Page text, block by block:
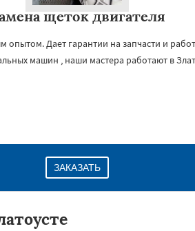
щеток двигателя
опытом. Дает гарантии на запчасти и
машин , наши мастера работают в
ЗАКАЗАТЬ